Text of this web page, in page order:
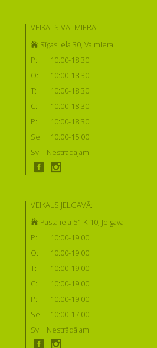
VEIKALS VALMIERĀ:
Rīgas iela 30, Valmiera
P:
10:00-18:30
O:
10:00-18:30
T:
10:00-18:30
C:
10:00-18:30
P:
10:00-18:30
Se:
10:00-15:00
Sv:
Nestrādājam
VEIKALS JELGAVĀ:
Pasta iela 51 K-10, Jelgava
P:
10:00-19:00
O:
10:00-19:00
T:
10:00-19:00
C:
10:00-19:00
P:
10:00-19:00
Se:
10:00-17:00
Sv:
Nestrādājam